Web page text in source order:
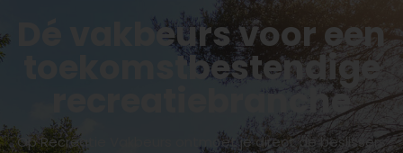
Dé vakbeurs voor een
toekomstbestendige
recreatiebranche
Op Recreatie Vakbeurs ontmoet je direct de beslissers